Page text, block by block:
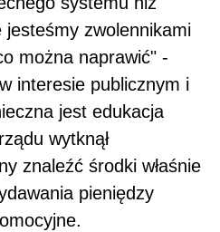
jesteśmy zwolennikami
można naprawić" -
interesie publicznym i
jest edukacja
wytknął
znaleźć środki właśnie
pieniędzy